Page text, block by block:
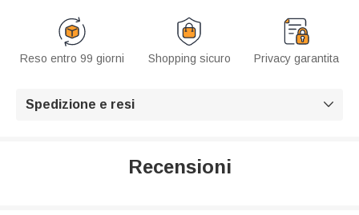
Reso entro 99 giorni Shopping sicuro Privacy garantita
Spedizione e resi 
Recensioni